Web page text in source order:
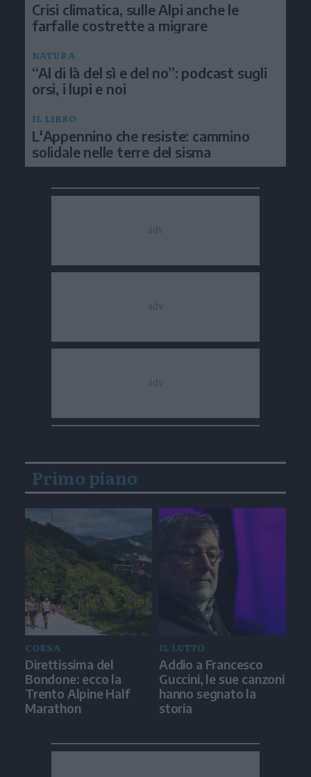
Crisi climatica, sulle Alpi anche le
farfalle costrette a migrare
NATURA
“Al di là del sì e del no”: podcast sugli
orsi, i lupi e noi
IL LIBRO
L'Appennino che resiste: cammino
solidale nelle terre del sisma
Primo piano
CORSA
Direttissima del
Bondone: ecco la
Trento Alpine Half
Marathon
IL LUTTO
Addio a Francesco
Guccini, le sue canzoni
hanno segnato la
storia